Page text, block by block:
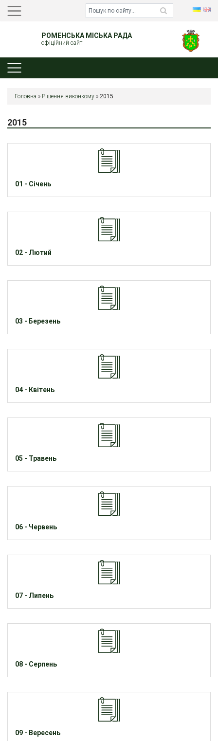
РОМЕНСЬКА МІСЬКА РАДА
офіційний сайт
Головна » Рішення виконкому » 2015
2015
01 - Січень
02 - Лютий
03 - Березень
04 - Квітень
05 - Травень
06 - Червень
07 - Липень
08 - Серпень
09 - Вересень